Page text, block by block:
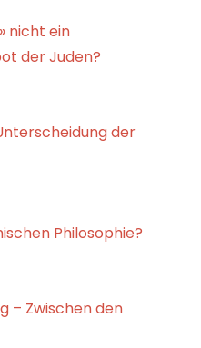
nicht ein
der Juden?
der
Philosophie?
– Zwischen den